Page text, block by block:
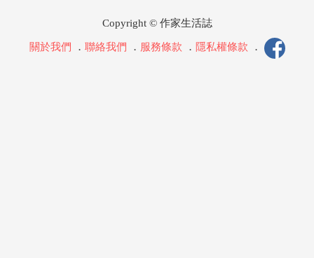
Copyright © 作家生活誌
關於我們 ． 聯絡我們 ． 服務條款 ． 隱私權條款 ．